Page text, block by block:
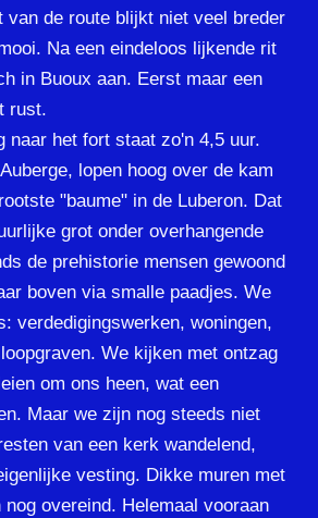
van de route blijkt niet veel breder
Na een eindeloos lijkende rit
in Buoux aan. Eerst maar een
rust.
naar het fort staat zo'n 4,5 uur.
lopen hoog over de kam
"baume" in de Luberon. Dat
grot onder overhangende
de prehistorie mensen gewoond
boven via smalle paadjes. We
verdedigingswerken, woningen,
We kijken met ontzag
om ons heen, wat een
Maar we zijn nog steeds niet
van een kerk wandelend,
vesting. Dikke muren met
overeind. Helemaal vooraan